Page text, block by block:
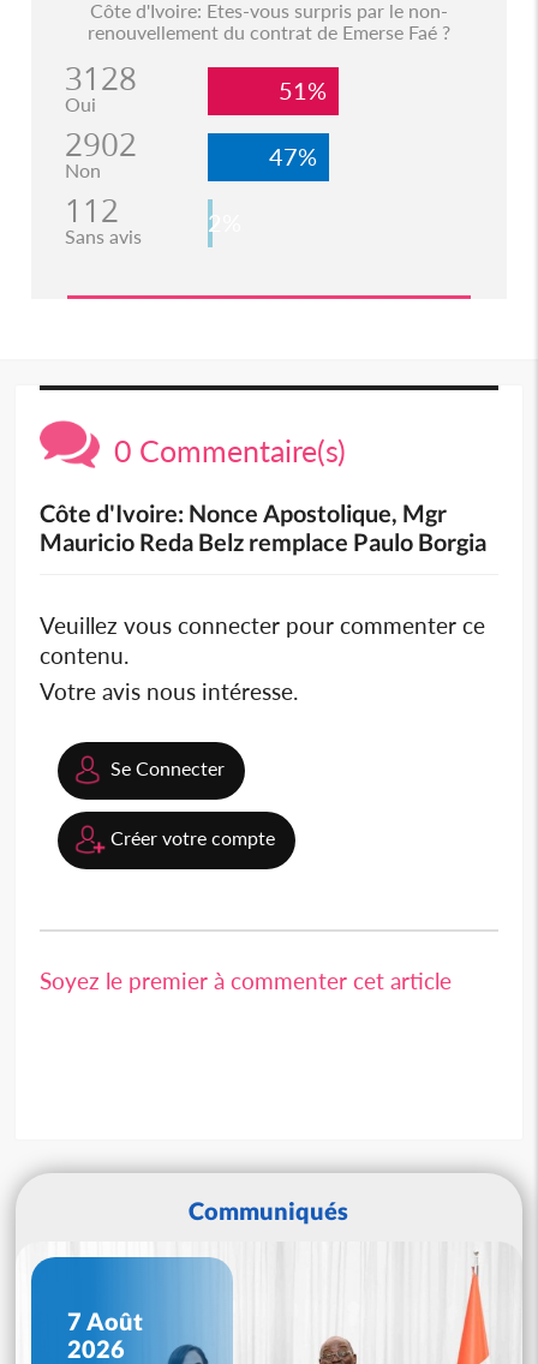
Côte d'Ivoire: Etes-vous surpris par le non-
renouvellement du contrat de Emerse Faé ?
3128
Oui 51%
2902
Non 47%
112
Sans avis 2%
0 Commentaire(s)
Côte d'Ivoire: Nonce Apostolique, Mgr
Mauricio Reda Belz remplace Paulo Borgia
Veuillez vous connecter pour commenter ce
contenu.
Votre avis nous intéresse.
Se Connecter
Créer votre compte
Soyez le premier à commenter cet article
Communiqués
7 Août
2026